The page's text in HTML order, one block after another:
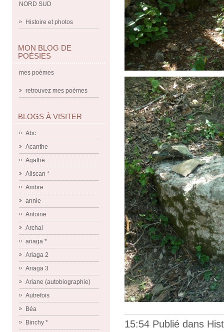
NORD SUD
Histoire et photos
MON BLOG DE
POÉSIES
mes poèmes
retrouvez mes poèmes
BLOGS À VISITER
Abc
Acanthe
Agathe
Aliscan *
Ambre
annie
Antoine
Archal
ariaga *
Ariaga 2
Ariaga 3
Ariane (autobiographie)
Autrefois
Béa
Binchy *
15:54 Publié dans